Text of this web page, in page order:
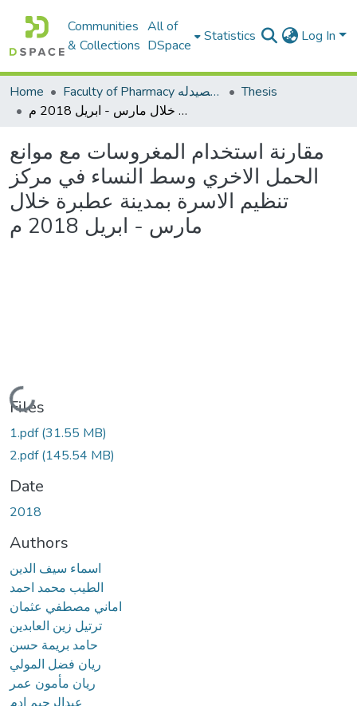
Communities
& Collections
All of
DSpace
Statistics Log In
Home Faculty of Pharmacy كلية الصيدله
Thesis
مقارنة استخدام المغروسات مع موانع الحمل الاخري وسط النساء في مركز تنظيم الاسرة بمدينة عطبرة خلال مارس - ابريل 2018 م
مقارنة استخدام المغروسات مع موانع
الحمل الاخري وسط النساء في مركز
تنظيم الاسرة بمدينة عطبرة خلال
مارس - ابريل 2018 م
Loading...
Files
1.pdf(31.55 MB)
2.pdf(145.54 MB)
Date
2018
Authors
اسماء سيف الدين
الطيب محمد احمد
اماني مصطفي عثمان
ترتيل زين العابدين
حامد بريمة حسن
ريان فضل المولي
ريان مأمون عمر